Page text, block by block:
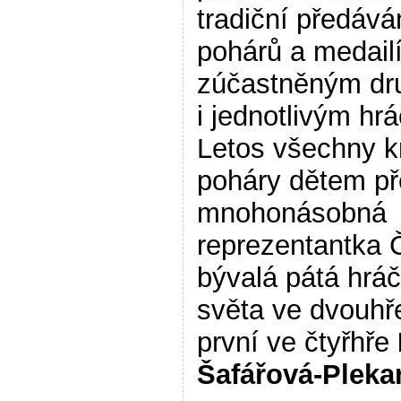
tradiční
pohárů a
zúčastněným
i jednotlivým
Letos všechny
poháry dětem
mnohonásobná
reprezentantka
bývalá pátá
světa ve
první ve čtyřhře
Šafářová-